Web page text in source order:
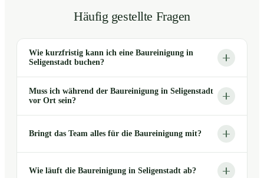
Häufig gestellte Fragen
Wie kurzfristig kann ich eine Baureinigung in
Seligenstadt buchen?
Muss ich während der Baureinigung in Seligenstadt
vor Ort sein?
Bringt das Team alles für die Baureinigung mit?
Wie läuft die Baureinigung in Seligenstadt ab?